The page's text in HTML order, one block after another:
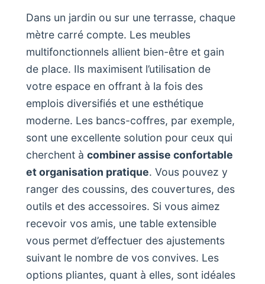
Dans un jardin ou sur une terrasse, chaque
mètre carré compte. Les meubles
multifonctionnels allient bien-être et gain
de place. Ils maximisent l’utilisation de
votre espace en offrant à la fois des
emplois diversifiés et une esthétique
moderne. Les bancs-coffres, par exemple,
sont une excellente solution pour ceux qui
cherchent à combiner assise confortable
et organisation pratique. Vous pouvez y
ranger des coussins, des couvertures, des
outils et des accessoires. Si vous aimez
recevoir vos amis, une table extensible
vous permet d’effectuer des ajustements
suivant le nombre de vos convives. Les
options pliantes, quant à elles, sont idéales